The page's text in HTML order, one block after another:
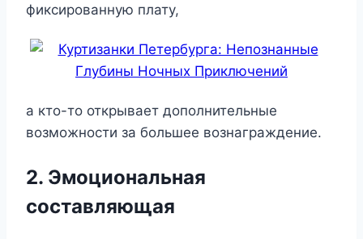
фиксированную плату,
а кто-то открывает дополнительные
возможности за большее вознаграждение.
2. Эмоциональная
составляющая